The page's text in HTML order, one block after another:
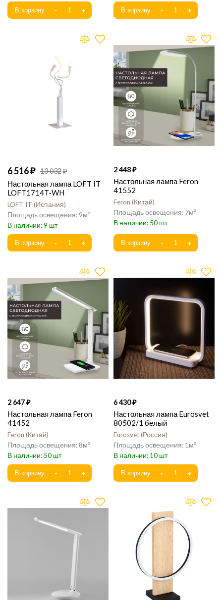
6 516 13 032
Настольная лампа LOFT IT
LOFT1714T-WH
LOFT IT Испания
9
9
2 448
Настольная лампа Feron
41552
Feron Китай
7
50
2 647
Настольная лампа Feron
41452
Feron Китай
8
50
6 430
Настольная лампа Eurosvet
80502/1 белый
Eurosvet Россия
1
10